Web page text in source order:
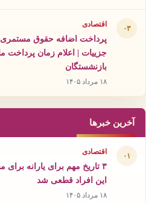
۰۳ اقتصادی
پرداخت اضافه حقوق مستمری
جزییات | اعلام زمان پرداخت
بازنشستگان
۱۸ مرداد ۱۴۰۵
آخرین خبرها
۰۱ اقتصادی
۳ تاریخ مهم برای یارانه
این افراد قطعی شد
۱۸ مرداد ۱۴۰۵